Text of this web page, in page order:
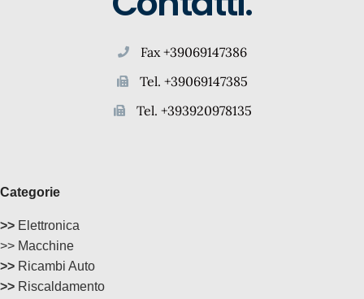
Fax +39069147386
Tel. +39069147385
Tel. +393920978135
Categorie
>> Elettronica
>> Macchine
>> Ricambi Auto
>> Riscaldamento